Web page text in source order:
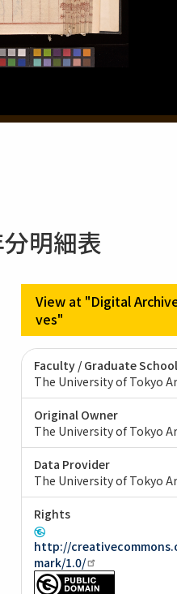
明細表
View at "Digital
ves"
Faculty / Graduate School
The University of Tokyo
Original Owner
The University of Tokyo
Data Provider
The University of Tokyo
Rights
http://
mark/1.0/